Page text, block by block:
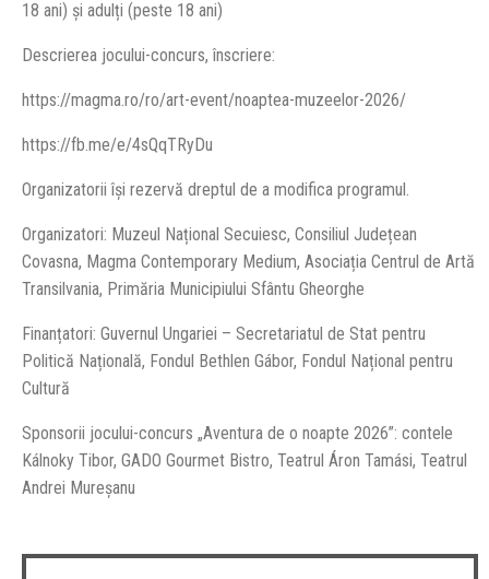
18 ani) și adulți (peste 18 ani)
Descrierea jocului-concurs, înscriere:
https://magma.ro/ro/art-event/noaptea-muzeelor-2026/
https://fb.me/e/4sQqTRyDu
Organizatorii își rezervă dreptul de a modifica programul.
Organizatori: Muzeul Național Secuiesc, Consiliul Județean
Covasna, Magma Contemporary Medium, Asociația Centrul de Artă
Transilvania, Primăria Municipiului Sfântu Gheorghe
Finanțatori: Guvernul Ungariei – Secretariatul de Stat pentru
Politică Națională, Fondul Bethlen Gábor, Fondul Național pentru
Cultură
Sponsorii jocului-concurs „Aventura de o noapte 2026”: contele
Kálnoky Tibor, GADO Gourmet Bistro, Teatrul Áron Tamási, Teatrul
Andrei Mureșanu